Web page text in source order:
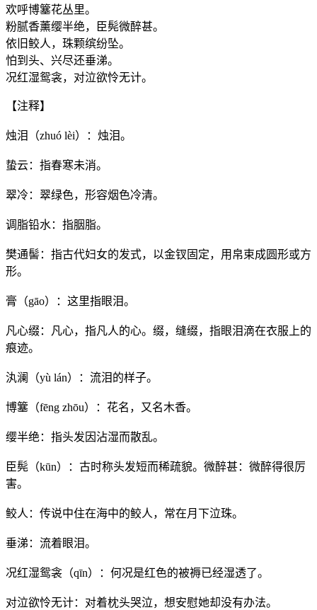
欢呼博簺花丛里。
粉腻香薰缨半绝，臣髡微醉甚。
依旧鲛人，珠颗缤纷坠。
怕到头、兴尽还垂涕。
况红湿鸳衾，对泣欲怜无计。
【注释】
烛泪（zhuó lèi）：烛泪。
蛰云：指春寒未消。
翠冷：翠绿色，形容烟色冷清。
调脂铅水：指胭脂。
樊通髻：指古代妇女的发式，以金钗固定，用帛束成圆形或方
形。
膏（gāo）：这里指眼泪。
凡心缀：凡心，指凡人的心。缀，缝缀，指眼泪滴在衣服上的
痕迹。
汍澜（yù lán）：流泪的样子。
博簺（fēng zhōu）：花名，又名木香。
缨半绝：指头发因沾湿而散乱。
臣髡（kūn）：古时称头发短而稀疏貌。微醉甚：微醉得很厉
害。
鲛人：传说中住在海中的鲛人，常在月下泣珠。
垂涕：流着眼泪。
况红湿鸳衾（qīn）：何况是红色的被褥已经湿透了。
对泣欲怜无计：对着枕头哭泣，想安慰她却没有办法。